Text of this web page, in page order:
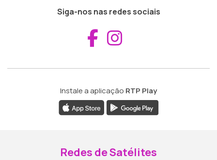
Siga-nos nas redes sociais
Aceder ao
Instale a aplicação RTP Play
Redes de Satélites